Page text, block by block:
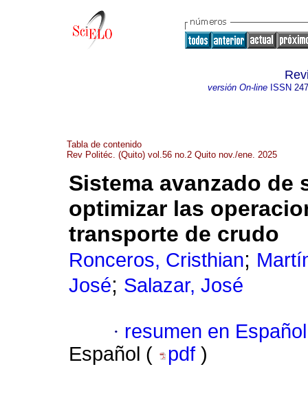
versión On-lineISSN
Tabla de contenido
Rev Politéc. (Quito) vol.56 no.2 Quito nov./ene. 2025
Sistema avanzado
optimizar las
transporte de crudo
Ronceros, Cristhian;
José; Salazar, José
· resumen en Español
Español (
pdf )